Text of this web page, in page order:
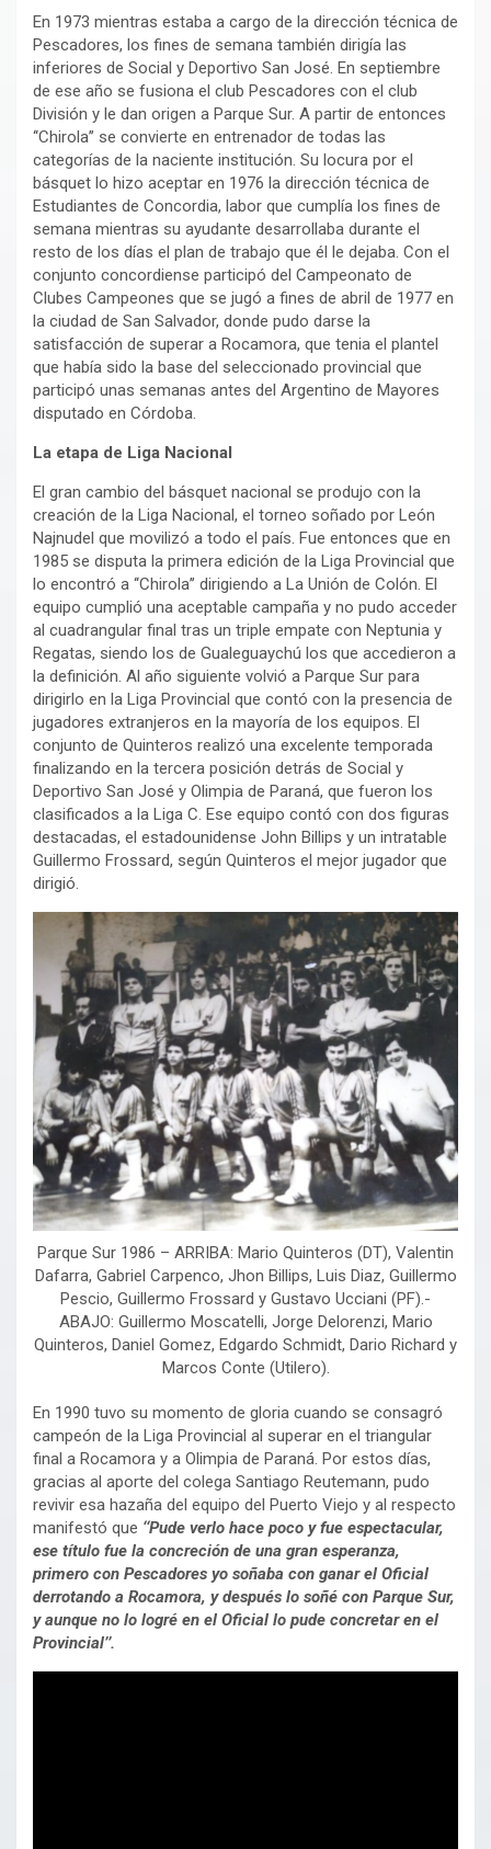
En 1973 mientras estaba a cargo de la dirección técnica de
Pescadores, los fines de semana también dirigía las
inferiores de Social y Deportivo San José. En septiembre
de ese año se fusiona el club Pescadores con el club
División y le dan origen a Parque Sur. A partir de entonces
‘‘Chirola’’ se convierte en entrenador de todas las
categorías de la naciente institución. Su locura por el
básquet lo hizo aceptar en 1976 la dirección técnica de
Estudiantes de Concordia, labor que cumplía los fines de
semana mientras su ayudante desarrollaba durante el
resto de los días el plan de trabajo que él le dejaba. Con el
conjunto concordiense participó del Campeonato de
Clubes Campeones que se jugó a fines de abril de 1977 en
la ciudad de San Salvador, donde pudo darse la
satisfacción de superar a Rocamora, que tenia el plantel
que había sido la base del seleccionado provincial que
participó unas semanas antes del Argentino de Mayores
disputado en Córdoba.
La etapa de Liga Nacional
El gran cambio del básquet nacional se produjo con la
creación de la Liga Nacional, el torneo soñado por León
Najnudel que movilizó a todo el país. Fue entonces que en
1985 se disputa la primera edición de la Liga Provincial que
lo encontró a ‘‘Chirola’’ dirigiendo a La Unión de Colón. El
equipo cumplió una aceptable campaña y no pudo acceder
al cuadrangular final tras un triple empate con Neptunia y
Regatas, siendo los de Gualeguaychú los que accedieron a
la definición. Al año siguiente volvió a Parque Sur para
dirigirlo en la Liga Provincial que contó con la presencia de
jugadores extranjeros en la mayoría de los equipos. El
conjunto de Quinteros realizó una excelente temporada
finalizando en la tercera posición detrás de Social y
Deportivo San José y Olimpia de Paraná, que fueron los
clasificados a la Liga C. Ese equipo contó con dos figuras
destacadas, el estadounidense John Billips y un intratable
Guillermo Frossard, según Quinteros el mejor jugador que
dirigió.
Parque Sur 1986 – ARRIBA: Mario Quinteros (DT), Valentin
Dafarra, Gabriel Carpenco, Jhon Billips, Luis Diaz, Guillermo
Pescio, Guillermo Frossard y Gustavo Ucciani (PF).-
ABAJO: Guillermo Moscatelli, Jorge Delorenzi, Mario
Quinteros, Daniel Gomez, Edgardo Schmidt, Dario Richard y
Marcos Conte (Utilero).
En 1990 tuvo su momento de gloria cuando se consagró
campeón de la Liga Provincial al superar en el triangular
final a Rocamora y a Olimpia de Paraná. Por estos días,
gracias al aporte del colega Santiago Reutemann, pudo
revivir esa hazaña del equipo del Puerto Viejo y al respecto
manifestó que ‘‘Pude verlo hace poco y fue espectacular,
ese título fue la concreción de una gran esperanza,
primero con Pescadores yo soñaba con ganar el Oficial
derrotando a Rocamora, y después lo soñé con Parque Sur,
y aunque no lo logré en el Oficial lo pude concretar en el
Provincial’’.